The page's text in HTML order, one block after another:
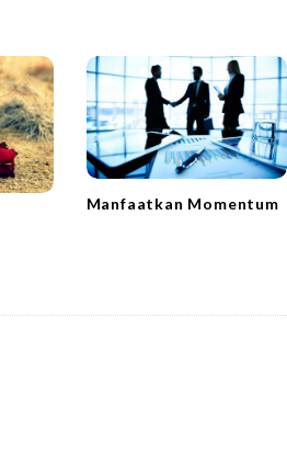
Manfaatkan Momentum